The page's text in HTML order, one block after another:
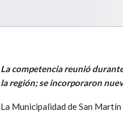
La competencia reunió
la región; se incorporaron
La Municipalidad de San